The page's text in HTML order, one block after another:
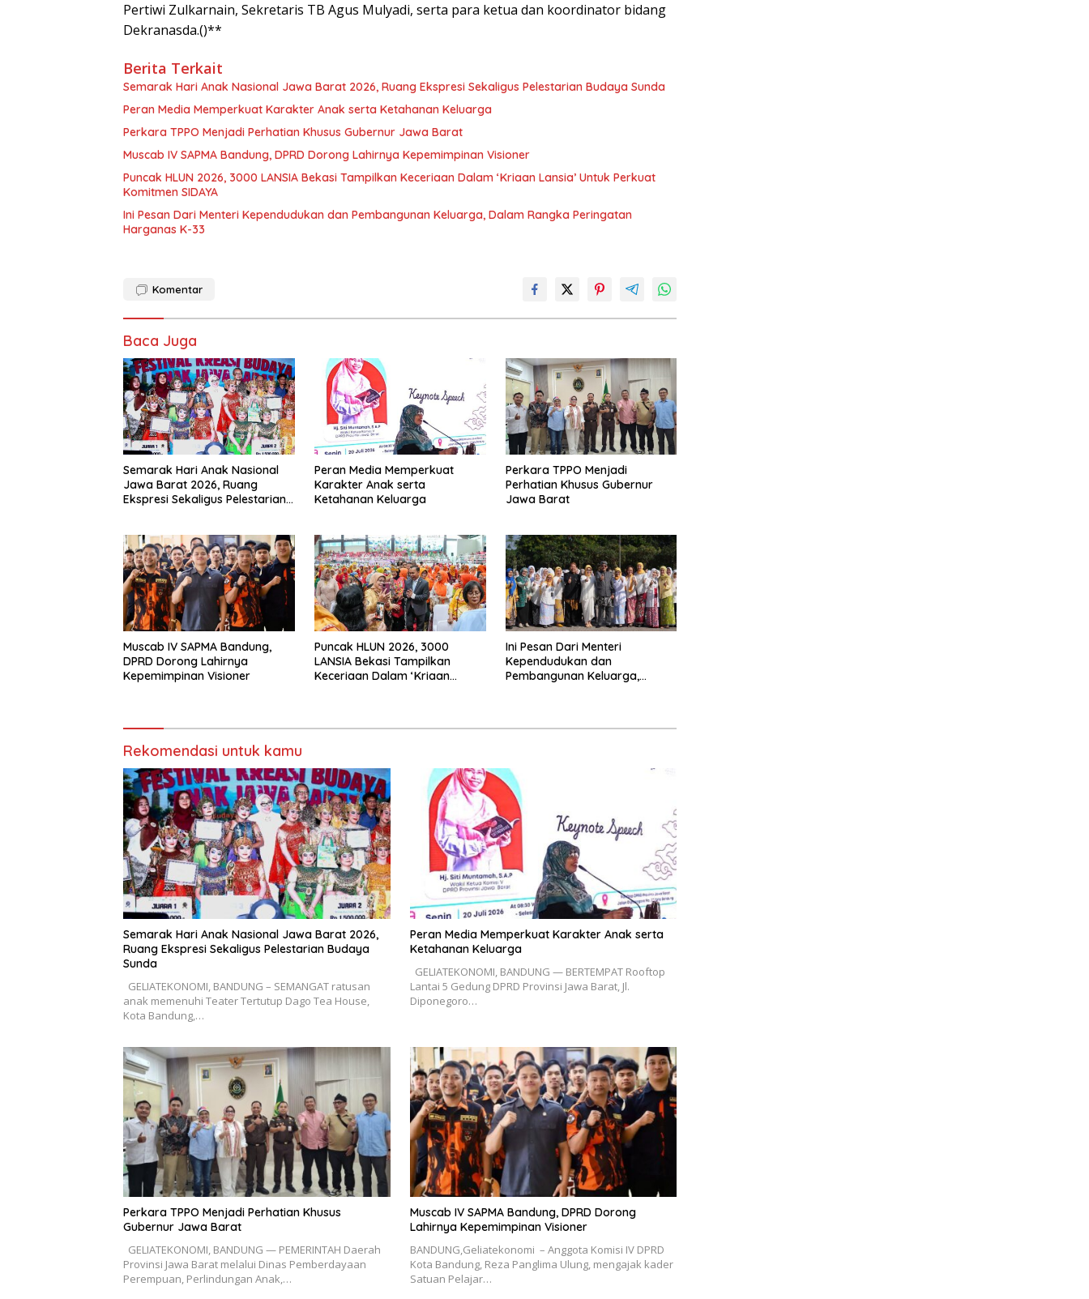
Pertiwi Zulkarnain, Sekretaris TB Agus Mulyadi, serta para ketua dan koordinator bidang
Dekranasda.()**
Berita Terkait
Semarak Hari Anak Nasional Jawa Barat 2026, Ruang Ekspresi Sekaligus Pelestarian Budaya Sunda
Peran Media Memperkuat Karakter Anak serta Ketahanan Keluarga
Perkara TPPO Menjadi Perhatian Khusus Gubernur Jawa Barat
Muscab IV SAPMA Bandung, DPRD Dorong Lahirnya Kepemimpinan Visioner
Puncak HLUN 2026, 3000 LANSIA Bekasi Tampilkan Keceriaan Dalam ‘Kriaan Lansia’ Untuk Perkuat
Komitmen SIDAYA
Ini Pesan Dari Menteri Kependudukan dan Pembangunan Keluarga, Dalam Rangka Peringatan
Harganas K-33
Komentar
Baca Juga
Semarak Hari Anak Nasional
Jawa Barat 2026, Ruang
Ekspresi Sekaligus Pelestarian
Peran Media Memperkuat
Karakter Anak serta
Ketahanan Keluarga
Perkara TPPO Menjadi
Perhatian Khusus Gubernur
Jawa Barat
Muscab IV SAPMA Bandung,
DPRD Dorong Lahirnya
Kepemimpinan Visioner
Puncak HLUN 2026, 3000
LANSIA Bekasi Tampilkan
Keceriaan Dalam ‘Kriaan
Ini Pesan Dari Menteri
Kependudukan dan
Pembangunan Keluarga,
Rekomendasi untuk kamu
Semarak Hari Anak Nasional Jawa Barat 2026,
Ruang Ekspresi Sekaligus Pelestarian Budaya
Sunda
GELIATEKONOMI, BANDUNG – SEMANGAT ratusan
anak memenuhi Teater Tertutup Dago Tea House,
Kota Bandung,…
Peran Media Memperkuat Karakter Anak serta
Ketahanan Keluarga
GELIATEKONOMI, BANDUNG — BERTEMPAT Rooftop
Lantai 5 Gedung DPRD Provinsi Jawa Barat, Jl.
Diponegoro…
Perkara TPPO Menjadi Perhatian Khusus
Gubernur Jawa Barat
GELIATEKONOMI, BANDUNG — PEMERINTAH Daerah
Provinsi Jawa Barat melalui Dinas Pemberdayaan
Perempuan, Perlindungan Anak,…
Muscab IV SAPMA Bandung, DPRD Dorong
Lahirnya Kepemimpinan Visioner
BANDUNG,Geliatekonomi – Anggota Komisi IV DPRD
Kota Bandung, Reza Panglima Ulung, mengajak kader
Satuan Pelajar…